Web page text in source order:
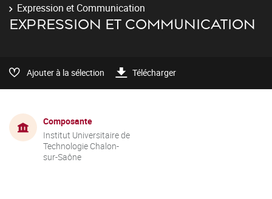
Expression et Communication
EXPRESSION ET COMMUNICATION
Ajouter à la sélection Télécharger
Composante
Institut Universitaire de
Technologie Chalon-
sur-Saône